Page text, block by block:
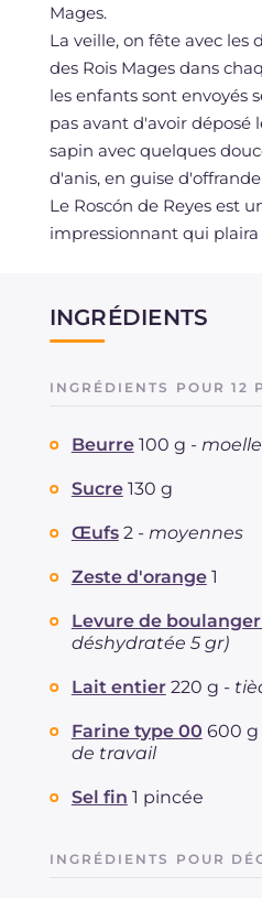
Mages.
La veille, on fête avec les
des Rois Mages dans
les enfants sont envoyés
pas avant d'avoir déposé
sapin avec quelques
d'anis, en guise
Le Roscón de Reyes est
impressionnant qui
INGRÉDIENTS
INGRÉDIENTS POUR 12
Beurre 100 g -
Sucre 130 g
Œufs 2 - moyennes
Zeste d'orange 1
Levure de
déshydratée 5 gr)
Lait entier 220 g -
Farine type 00 600 g
de travail
Sel fin 1 pincée
INGRÉDIENTS POUR